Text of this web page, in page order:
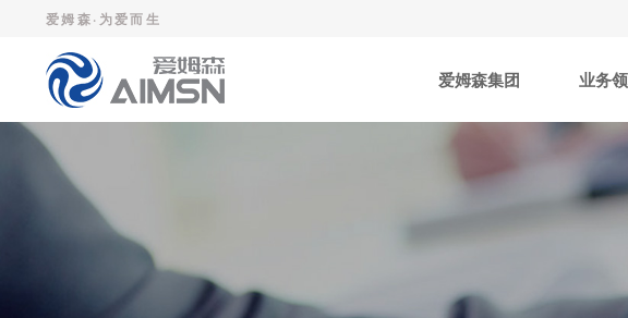
爱姆森·为爱而生
爱姆森集团 业务